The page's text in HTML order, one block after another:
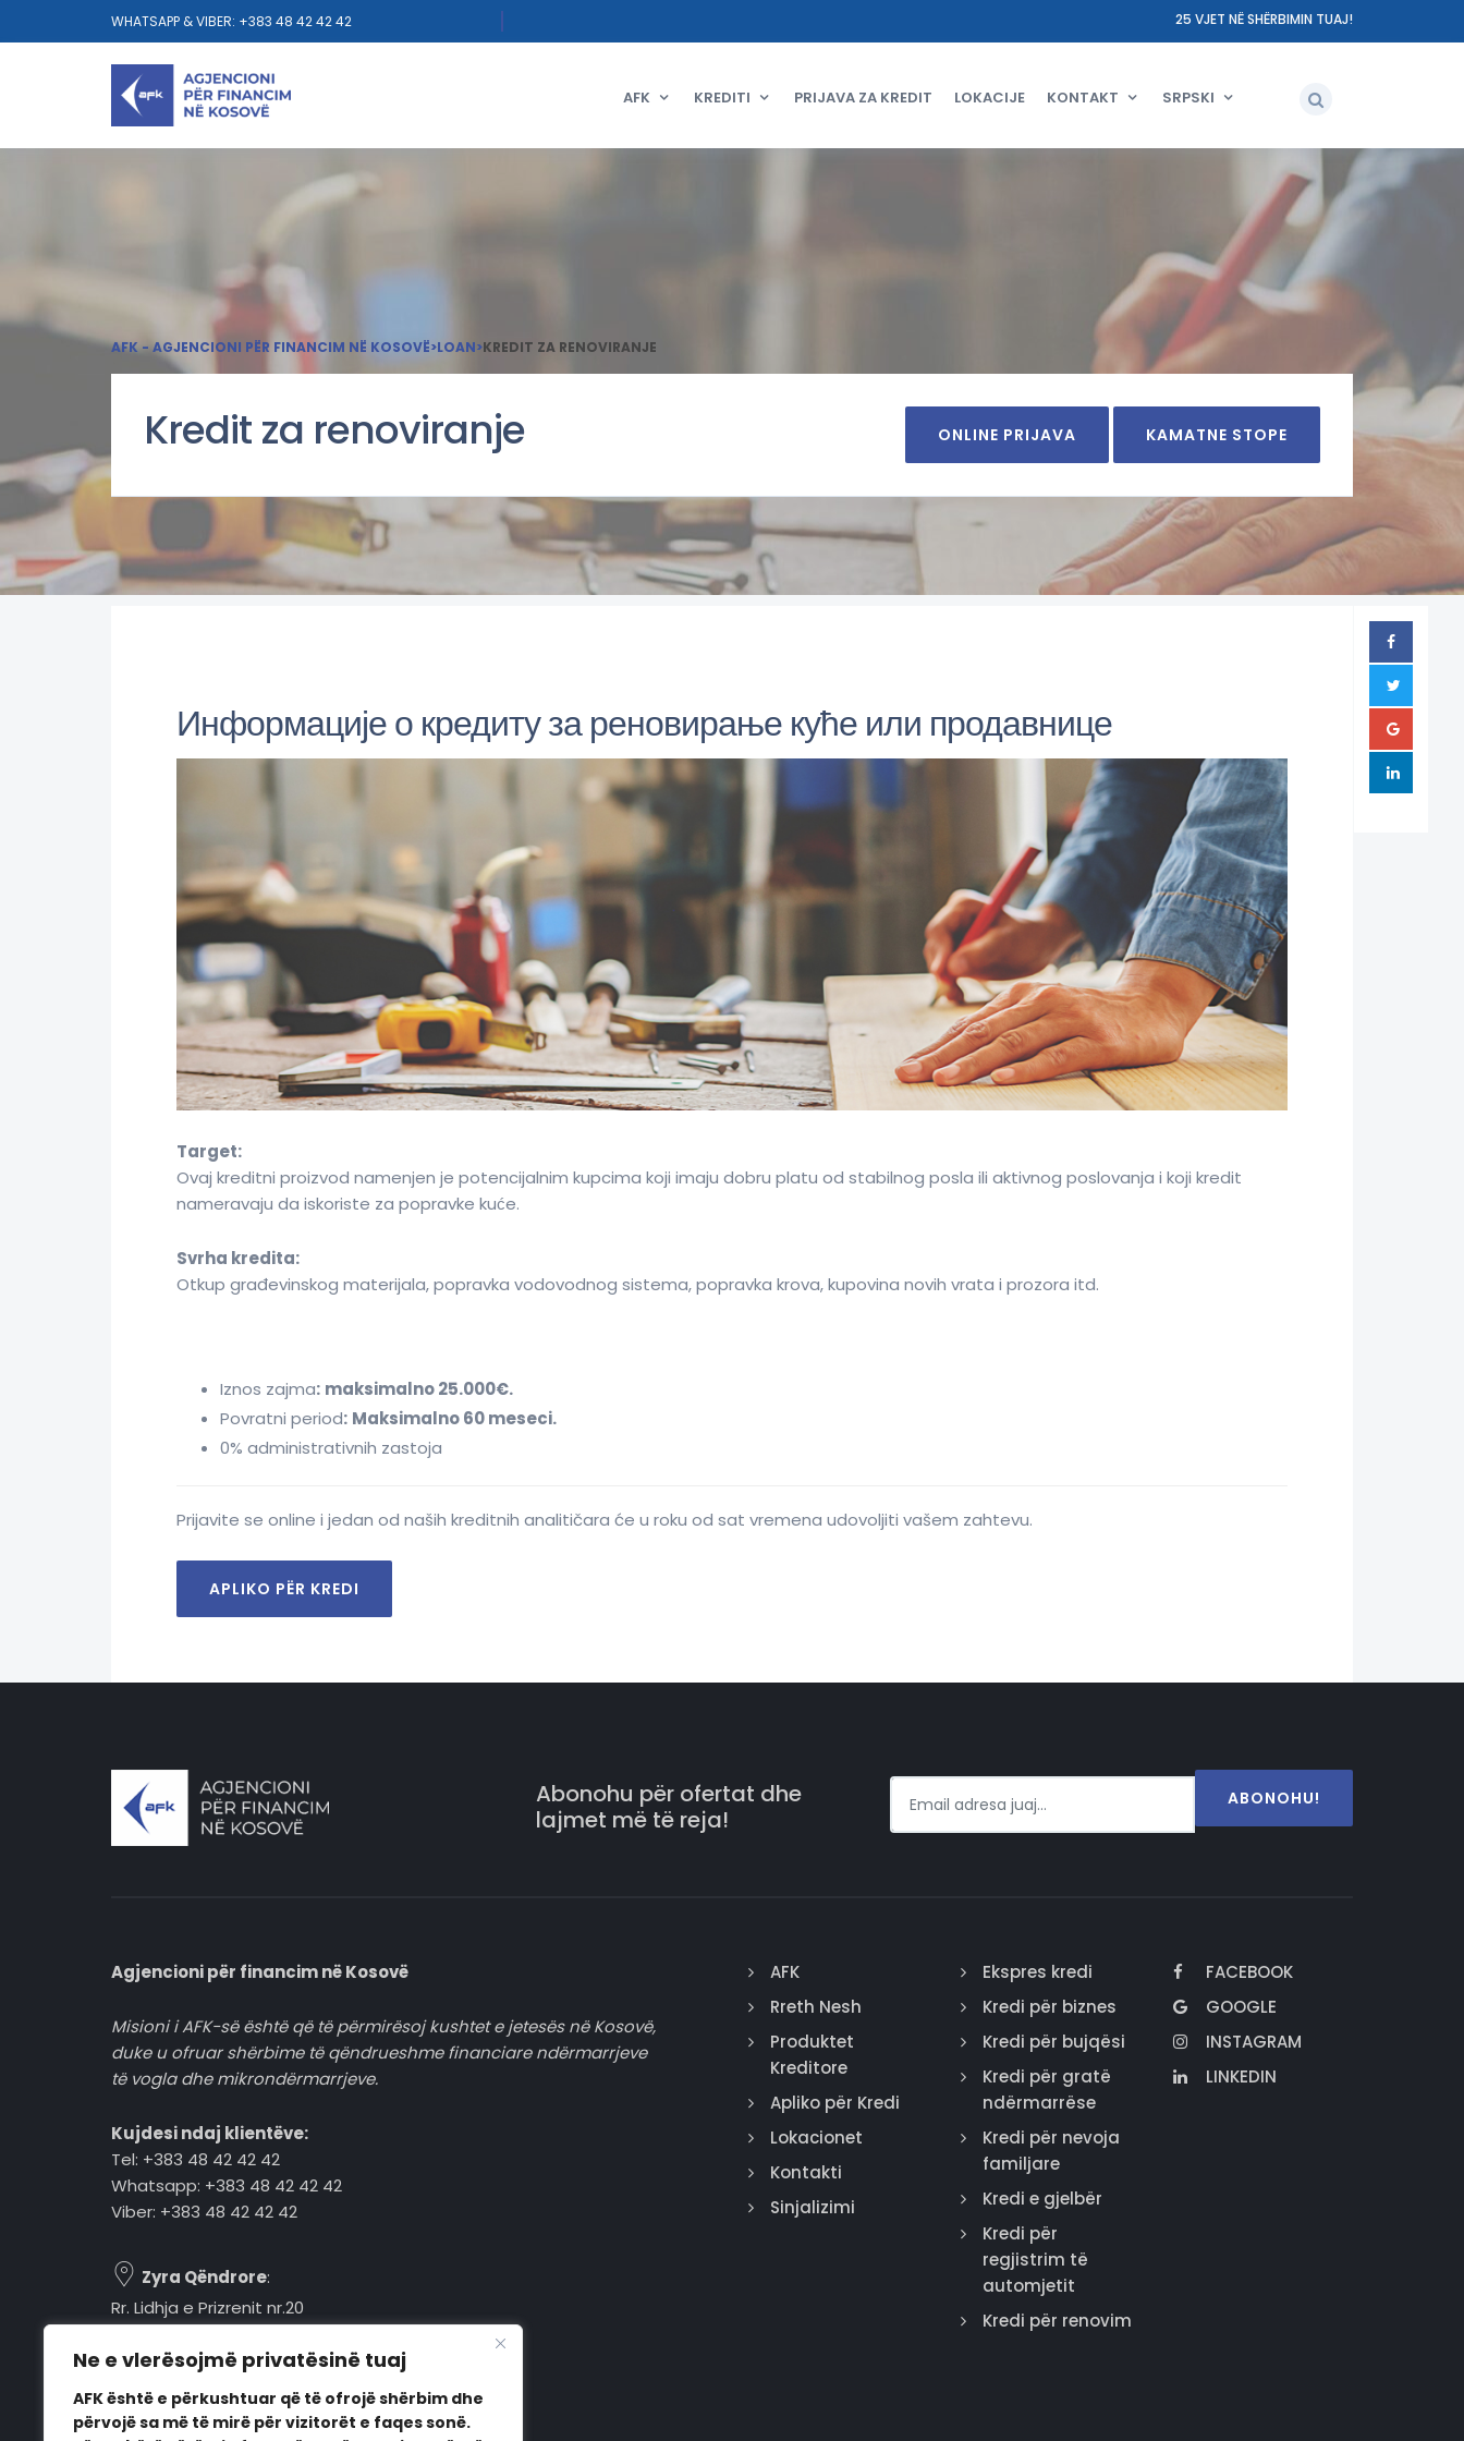
Ne e vlerësojmë privatësinë tuaj
AFK është e përkushtuar që të ofrojë shërbim dhe
përvojë sa më të mirë për vizitorët e faqes sonë.
WHATSAPP & VIBER: +383 48 42 42 42 25 VJET NË SHËRBIMIN TUAJ!
AFK KREDITI PRIJAVA ZA KREDIT LOKACIJE KONTAKT SRPSKI
AFK - AGJENCIONI PËR FINANCIM NË KOSOVË>LOAN>KREDIT ZA RENOVIRANJE
Kredit za renoviranje ONLINE PRIJAVA KAMATNE STOPE
Информације о кредиту за реновирање куће или продавнице
Target:
Ovaj kreditni proizvod namenjen je potencijalnim kupcima koji imaju dobru platu od stabilnog posla ili aktivnog poslovanja i koji kredit
nameravaju da iskoriste za popravke kuće.
Svrha kredita:
Otkup građevinskog materijala, popravka vodovodnog sistema, popravka krova, kupovina novih vrata i prozora itd.
Iznos zajma: maksimalno 25.000€.
Povratni period: Maksimalno 60 meseci.
0% administrativnih zastoja
Prijavite se online i jedan od naših kreditnih analitičara će u roku od sat vremena udovoljiti vašem zahtevu.
APLIKO PËR KREDI
Abonohu për ofertat dhe
lajmet më të reja!
ABONOHU!
Agjencioni për financim në Kosovë
Misioni i AFK-së është që të përmirësoj kushtet e jetesës në Kosovë,
duke u ofruar shërbime të qëndrueshme financiare ndërmarrjeve
të vogla dhe mikrondërmarrjeve.
Kujdesi ndaj klientëve:
Tel: +383 48 42 42 42
Whatsapp: +383 48 42 42 42
Viber: +383 48 42 42 42
Zyra Qëndrore:
Rr. Lidhja e Prizrenit nr.20
Pejë, 30000, Kosovë
Orari i punës:
AFK
Rreth Nesh
Produktet
Kreditore
Apliko për Kredi
Lokacionet
Kontakti
Sinjalizimi
Ekspres kredi
Kredi për biznes
Kredi për bujqësi
Kredi për gratë
ndërmarrëse
Kredi për nevoja
familjare
Kredi e gjelbër
Kredi për
regjistrim të
automjetit
Kredi për renovim
FACEBOOK
GOOGLE
INSTAGRAM
LINKEDIN